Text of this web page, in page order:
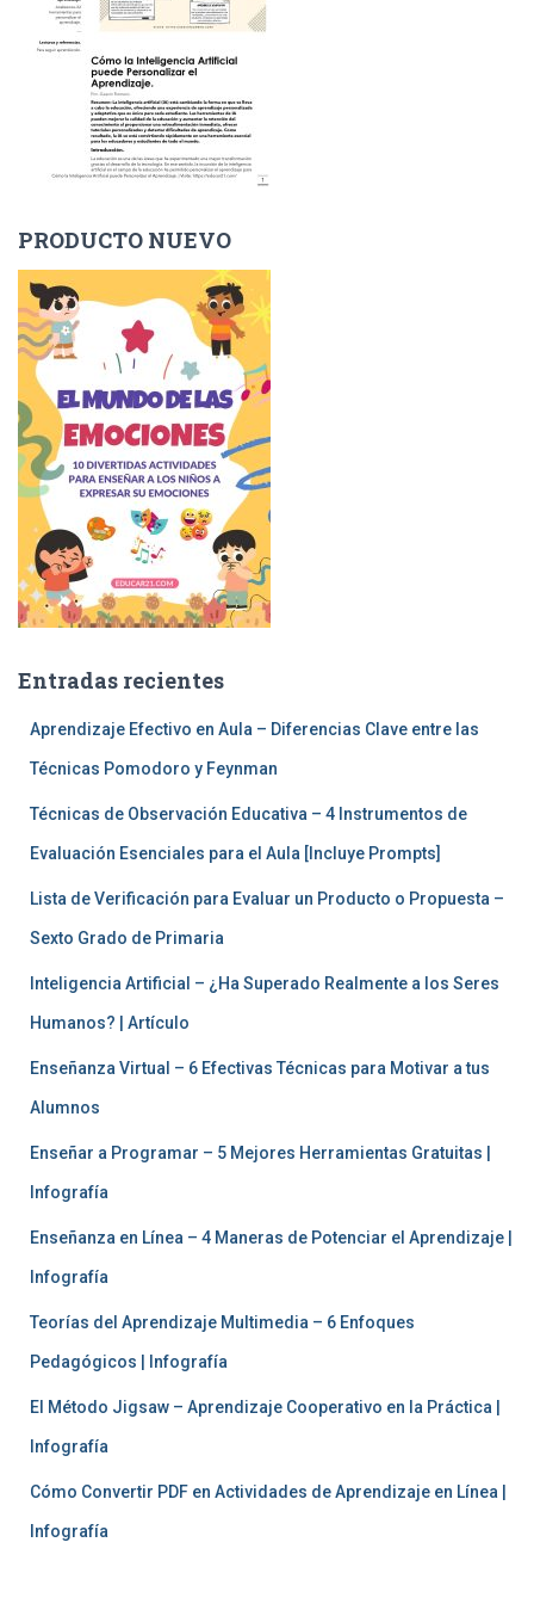
PRODUCTO NUEVO
Entradas recientes
Aprendizaje Efectivo en Aula – Diferencias Clave entre las
Técnicas Pomodoro y Feynman
Técnicas de Observación Educativa – 4 Instrumentos de
Evaluación Esenciales para el Aula [Incluye Prompts]
Lista de Verificación para Evaluar un Producto o Propuesta –
Sexto Grado de Primaria
Inteligencia Artificial – ¿Ha Superado Realmente a los Seres
Humanos? | Artículo
Enseñanza Virtual – 6 Efectivas Técnicas para Motivar a tus
Alumnos
Enseñar a Programar – 5 Mejores Herramientas Gratuitas |
Infografía
Enseñanza en Línea – 4 Maneras de Potenciar el Aprendizaje |
Infografía
Teorías del Aprendizaje Multimedia – 6 Enfoques
Pedagógicos | Infografía
El Método Jigsaw – Aprendizaje Cooperativo en la Práctica |
Infografía
Cómo Convertir PDF en Actividades de Aprendizaje en Línea |
Infografía